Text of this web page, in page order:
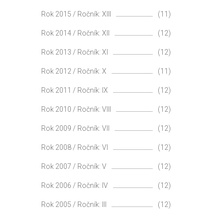
Rok 2015 / Ročník: XIII (11)
Rok 2014 / Ročník: XII (12)
Rok 2013 / Ročník: XI (12)
Rok 2012 / Ročník: X (11)
Rok 2011 / Ročník: IX (12)
Rok 2010 / Ročník: VIII (12)
Rok 2009 / Ročník: VII (12)
Rok 2008 / Ročník: VI (12)
Rok 2007 / Ročník: V (12)
Rok 2006 / Ročník: IV (12)
Rok 2005 / Ročník: III (12)